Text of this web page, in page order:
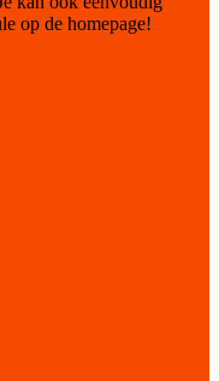
op de homepage!